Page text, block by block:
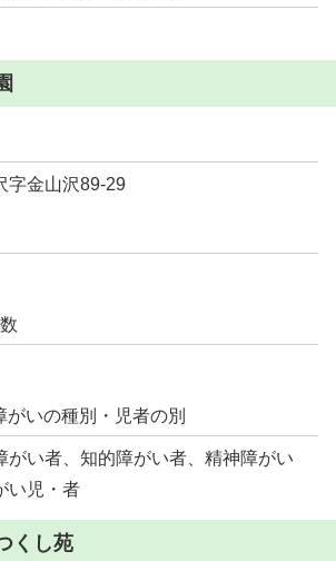
字金山沢89-29
がいの種別・児者の別
がい者、知的障がい者、精神障がい
い児・者
くし苑